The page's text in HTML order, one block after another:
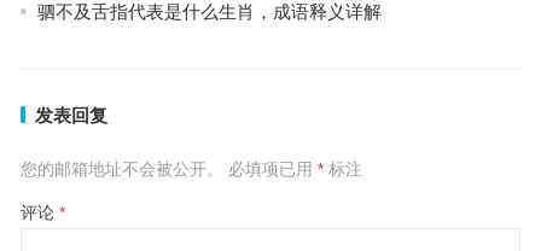
驷不及舌指代表是什么生肖，成语释义详解
发表回复
您的邮箱地址不会被公开。 必填项已用 *标注
评论 *